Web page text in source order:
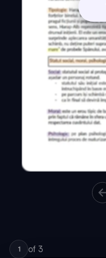
1 of 3